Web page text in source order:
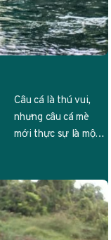
Câu cá là thú vui,
nhưng câu cá mè
mới thực sự là một